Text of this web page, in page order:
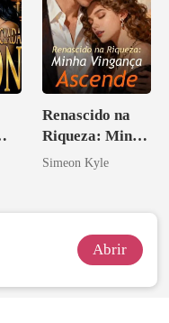
o
Renascido na
Riqueza: Minha
Vingança
Simeon Kyle
Abrir